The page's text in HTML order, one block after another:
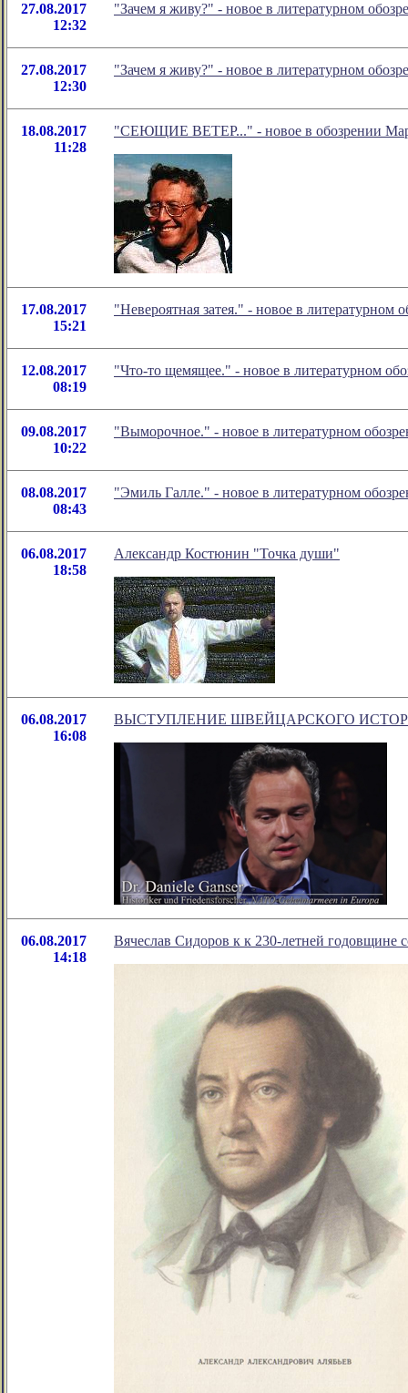
27.08.2017
12:32
"Зачем я живу?" - новое в литературном
27.08.2017
12:30
"Зачем я живу?" - новое в литературном
18.08.2017
11:28
"СЕЮЩИЕ ВЕТЕР..." - новое в обозрении
17.08.2017
15:21
"Невероятная затея." - новое в
12.08.2017
08:19
"Что-то щемящее." - новое в литературном
09.08.2017
10:22
"Выморочное." - новое в литературном
08.08.2017
08:43
"Эмиль Галле." - новое в литературном
06.08.2017
18:58
Александр Костюнин "Точка души"
06.08.2017
16:08
ВЫСТУПЛЕНИЕ ШВЕЙЦАРСКОГО
06.08.2017
14:18
Вячеслав Сидоров к к 230-летней годовщине